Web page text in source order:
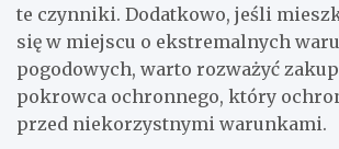
te czynniki. Dodatkowo, jeśli
się w miejscu o ekstremalnych
pogodowych, warto rozważyć
pokrowca ochronnego, który
przed niekorzystnymi warunkami.